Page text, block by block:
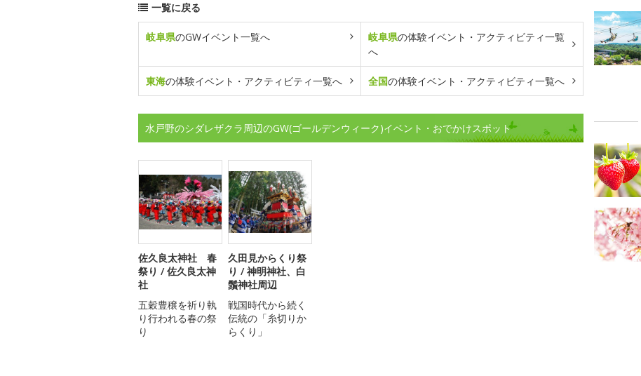
一覧に戻る
岐阜県のGWイベント一覧へ 岐阜県の体験イベント・アクティビティ一覧
へ
東海の体験イベント・アクティビティ一覧へ 全国の体験イベント・アクティビティ一覧へ
水戸野のシダレザクラ周辺のGW(ゴールデンウィーク)イベント・おでかけスポット
佐久良太神社 春
祭り / 佐久良太神
社
五穀豊穣を祈り執
り行われる春の祭
り
久田見からくり祭
り / 神明神社、白
鬚神社周辺
戦国時代から続く
伝統の「糸切りか
らくり」